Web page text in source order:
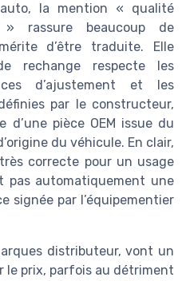
la mention « qualité
» rassure beaucoup de
d’être traduite. Elle
rechange respecte les
d’ajustement et les
par le constructeur,
d’une pièce OEM issue du
du véhicule. En clair,
correcte pour un usage
pas automatiquement une
signée par l’équipementier
distributeur, vont un
le prix, parfois au détriment